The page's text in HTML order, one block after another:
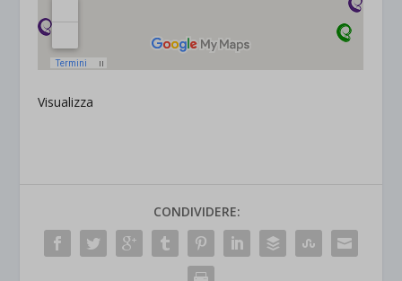
Visualizza
CONDIVIDERE: